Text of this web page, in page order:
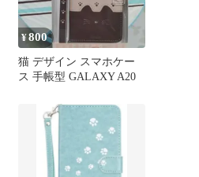
¥800
猫 デザイン スマホケー
ス 手帳型 GALAXY A20